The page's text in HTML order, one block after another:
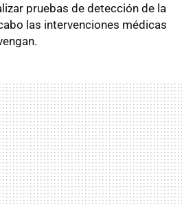
pruebas de detección de la
las intervenciones médicas